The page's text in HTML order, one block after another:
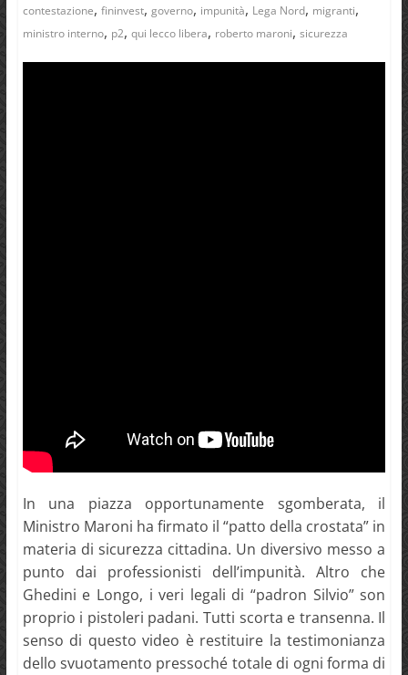
contestazione, fininvest, governo, impunità, Lega Nord, migranti,
ministro interno, p2, qui lecco libera, roberto maroni, sicurezza
In una piazza opportunamente sgomberata, il
Ministro Maroni ha firmato il “patto della crostata” in
materia di sicurezza cittadina. Un diversivo messo a
punto dai professionisti dell’impunità. Altro che
Ghedini e Longo, i veri legali di “padron Silvio” son
proprio i pistoleri padani. Tutti scorta e transenna. Il
senso di questo video è restituire la testimonianza
dello svuotamento pressoché totale di ogni forma di